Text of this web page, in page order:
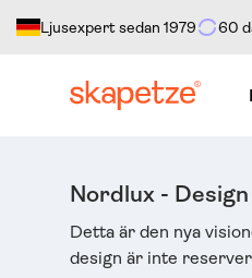
direkt till innehållet
Ljusexpert sedan 1979 60
Nordlux -
Detta är den nya
design är inte